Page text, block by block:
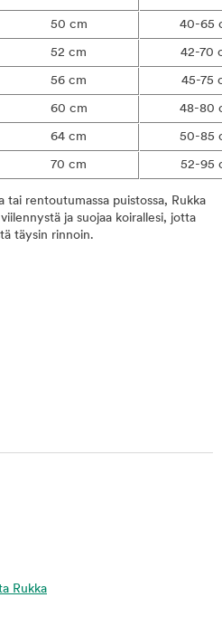
50 cm 40-65
52 cm 42-70
56 cm 45-75
60 cm 48-80
64 cm 50-85
70 cm 52-95
tai rentoutumassa puistossa, Rukka
ja suojaa koirallesi, jotta
täysin rinnoin.
Rukka